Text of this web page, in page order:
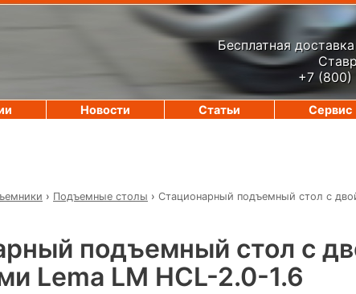
Бесплатная
+7 (800)
› Подъемные столы › Стационарный подъемный стол с
подъемный стол с
Lema LM HCL-2.0-1.6
Новости Статьи Сервис